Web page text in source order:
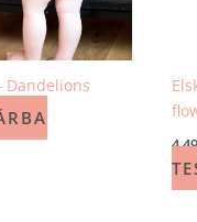
Dandelions
4